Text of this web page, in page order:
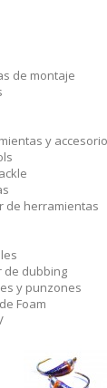
de montaje
y
de herramientas
de dubbing
y punzones
Foam